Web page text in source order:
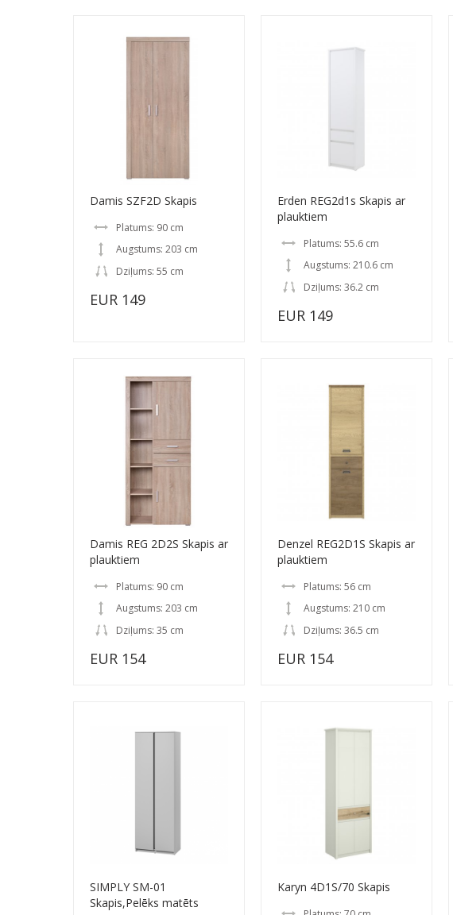
Damis SZF2D Skapis
Platums: 90 cm
Augstums: 203 cm
Dziļums: 55 cm
EUR 149
Erden REG2d1s Skapis ar
plauktiem
Platums: 55.6 cm
Augstums: 210.6 cm
Dziļums: 36.2 cm
EUR 149
Damis REG 2D2S Skapis ar
plauktiem
Platums: 90 cm
Augstums: 203 cm
Dziļums: 35 cm
EUR 154
Denzel REG2D1S Skapis ar
plauktiem
Platums: 56 cm
Augstums: 210 cm
Dziļums: 36.5 cm
EUR 154
SIMPLY SM-01
Skapis,Pelēks matēts
Karyn 4D1S/70 Skapis